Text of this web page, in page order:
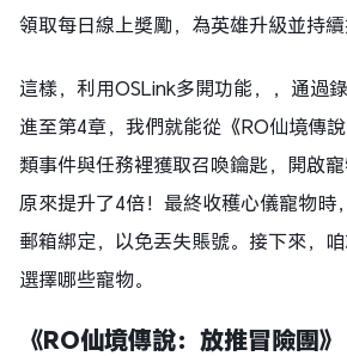
領取每日線上獎勵，為英雄升級並持續
這樣，利用OSLink多開功能，，通過
進至第4章，我們就能從《RO仙境傳
類事件與任務裡獲取召喚鑰匙，開啟
原來提升了4倍！最終收穫心儀寵物時
郵箱綁定，以免丟失賬號。接下來，
選擇哪些寵物。
《RO仙境傳說：放推冒險團